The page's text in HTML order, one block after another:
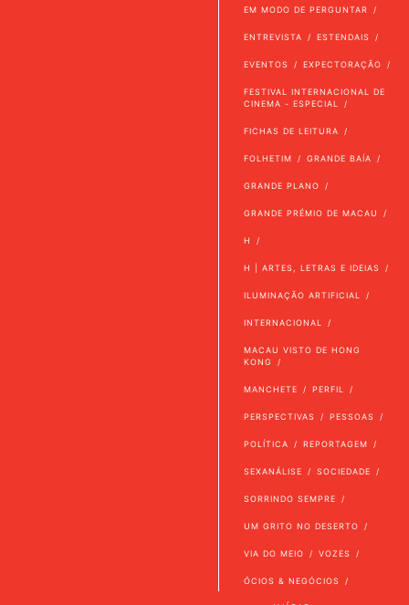
EM MODO DE PERGUNTAR
ENTREVISTA ESTENDAIS
EVENTOS EXPECTORAÇÃO
FESTIVAL INTERNACIONAL DE
CINEMA - ESPECIAL
FICHAS DE LEITURA
FOLHETIM GRANDE BAÍA
GRANDE PLANO
GRANDE PRÉMIO DE MACAU
H
H | ARTES, LETRAS E IDEIAS
ILUMINAÇÃO ARTIFICIAL
INTERNACIONAL
MACAU VISTO DE HONG
KONG
MANCHETE PERFIL
PERSPECTIVAS PESSOAS
POLÍTICA REPORTAGEM
SEXANÁLISE SOCIEDADE
SORRINDO SEMPRE
UM GRITO NO DESERTO
VIA DO MEIO VOZES
ÓCIOS & NEGÓCIOS